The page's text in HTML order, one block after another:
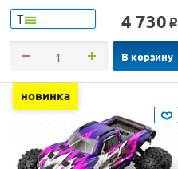
Т 4 730 o
В корзину
новинка